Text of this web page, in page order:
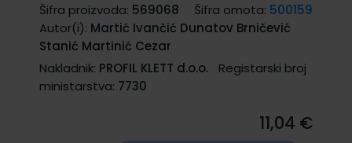
Šifra proizvoda: 569068 Šifra omota: 500159
Autor(i): Martić Ivančić Dunatov Brničević
Stanić Martinić Cezar
Nakladnik: PROFIL KLETT d.o.o.
Registarski broj
ministarstva: 7730
11,04 €